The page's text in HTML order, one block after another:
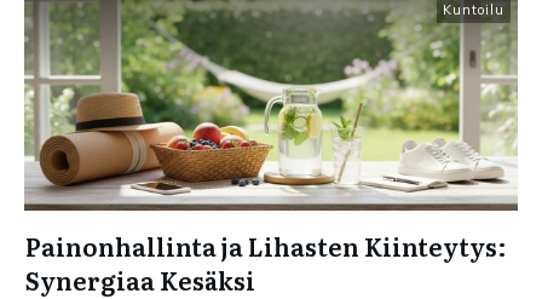
Kuntoilu
Painonhallinta ja Lihasten Kiinteytys:
Synergiaa Kesäksi